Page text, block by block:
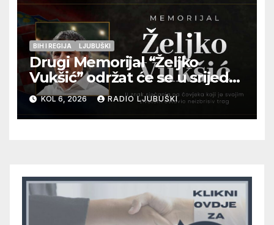
BIH I REGIJA LJUBUŠKI
Drugi Memorijal “Željko
Vukšić” održat će se u srijedu
12. kolovoza u Otoku
KOL 6, 2026 RADIO LJUBUŠKI